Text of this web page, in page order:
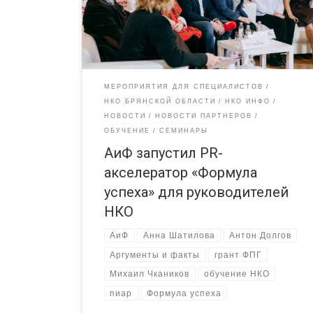
А потому выстраивание отношений со СМИ,
ведение страниц в соцсетях, создание
собственных электронных платформ – это […]
МЕРОПРИЯТИЯ ДЛЯ СПЕЦИАЛИСТОВ
НКО БРЯНСКОЙ ОБЛАСТИ НКО ИНФО
НОВОСТИ НОВОСТИ ПАРТНЕРОВ
ОБУЧЕНИЕ СЕМИНАРЫ
АиФ запустил PR-
акселератор «Формула
успеха» для руководителей
НКО
АиФ Анна Шатилова Антон Долгов
Аргументы и факты грант ФПГ
Михаил Чкаников обучение НКО
пиар Формула успеха